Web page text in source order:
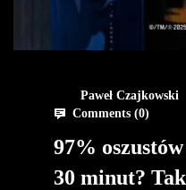
Paweł Czajkowski
Comments (0)
97%
30 minut?